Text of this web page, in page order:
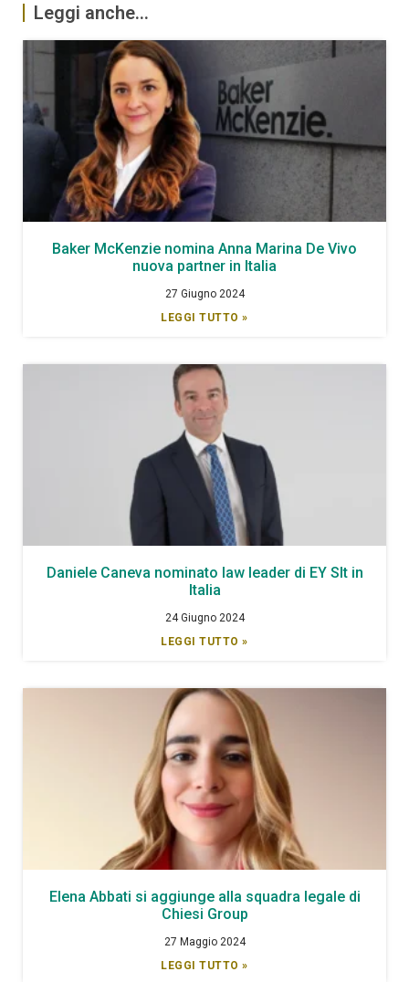
Leggi anche...
Baker McKenzie nomina Anna Marina De Vivo
nuova partner in Italia
27 Giugno 2024
LEGGI TUTTO »
Daniele Caneva nominato law leader di EY Slt in
Italia
24 Giugno 2024
LEGGI TUTTO »
Elena Abbati si aggiunge alla squadra legale di
Chiesi Group
27 Maggio 2024
LEGGI TUTTO »